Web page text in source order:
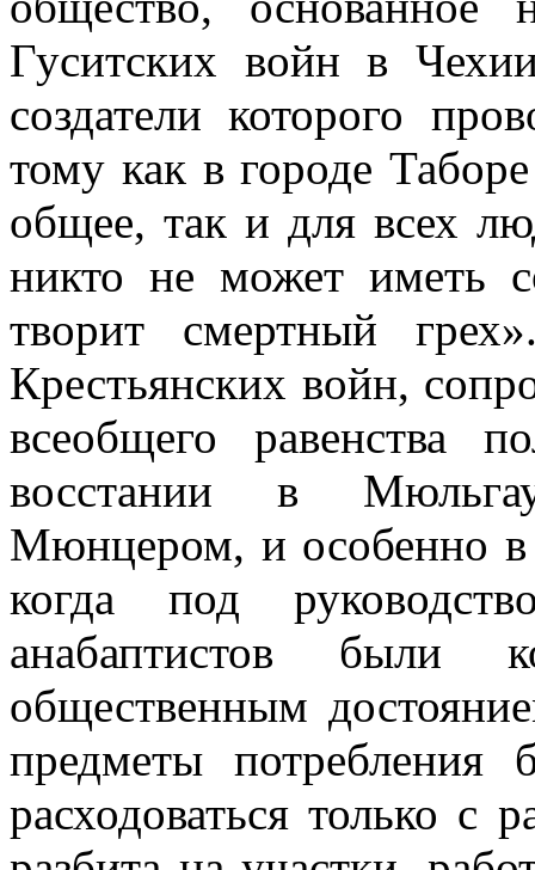
Гуситских войн в
создатели которого
тому как в городе
общее, так и для всех
никто не может иметь
творит смертный
Крестьянских войн,
всеобщего равенства
восстании в
Мюнцером, и особенно
когда под
анабаптистов были
общественным
предметы
расходоваться только с